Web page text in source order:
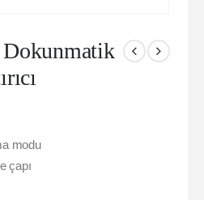
modu
çapı